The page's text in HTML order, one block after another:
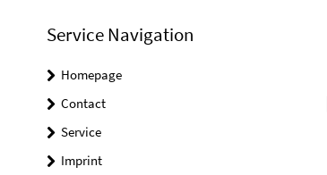
Service Navigation
Homepage
Contact
Service
Imprint